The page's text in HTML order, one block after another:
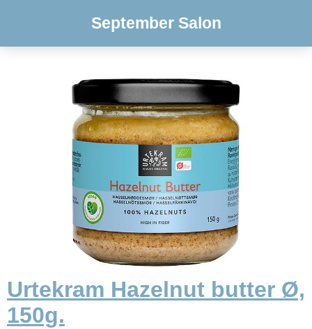
September Salon
Urtekram Hazelnut butter Ø,
150g.